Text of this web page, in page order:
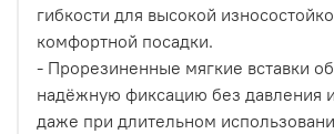
гибкости для высокой
комфортной посадки.
- Прорезиненные мягкие вставки
надёжную фиксацию без давления
даже при длительном